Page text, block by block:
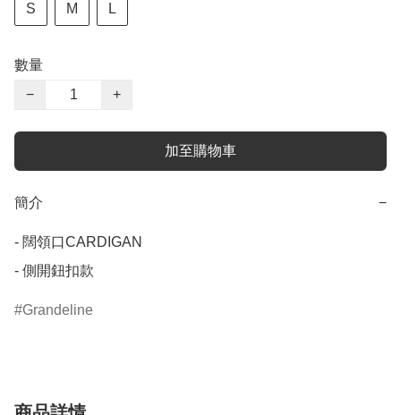
S M L
數量
−
+
加至購物車
簡介 −
- 闊領口CARDIGAN
- 側開鈕扣款
Grandeline